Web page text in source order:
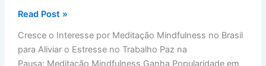
Cresce
Interesse
por
Read Post »
Cresce o Interesse por Meditação Mindfulness no Brasil
para Aliviar o Estresse no Trabalho Paz na
Pausa: Meditação Mindfulness Ganha Popularidade em